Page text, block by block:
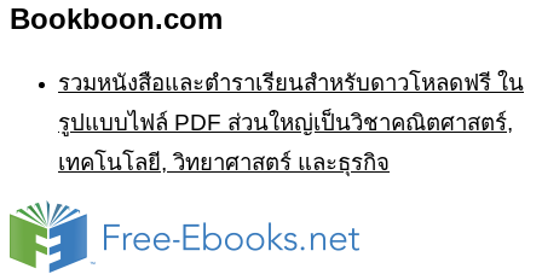
Bookboon.com
รวมหนังสือและตำราเรียนสำหรับดาวโหลดฟรี ใน
รูปแบบไฟล์ PDF ส่วนใหญ่เป็นวิชาคณิตศาสตร์,
เทคโนโลยี, วิทยาศาสตร์ และธุรกิจ